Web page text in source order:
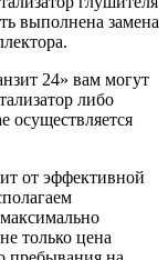
выполнена замена
24» вам могут
либо
осуществляется
от эффективной
только цена